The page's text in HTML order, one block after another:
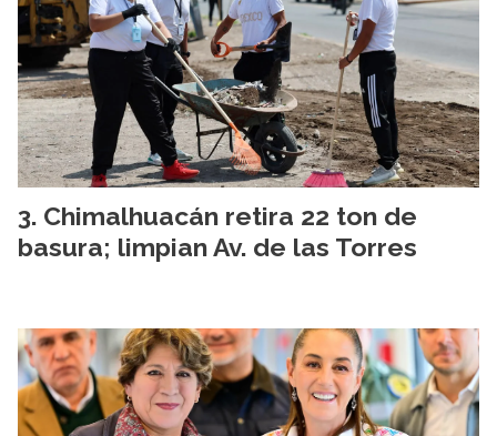
Chimalhuacán retira 22 ton de
basura; limpian Av. de las Torres